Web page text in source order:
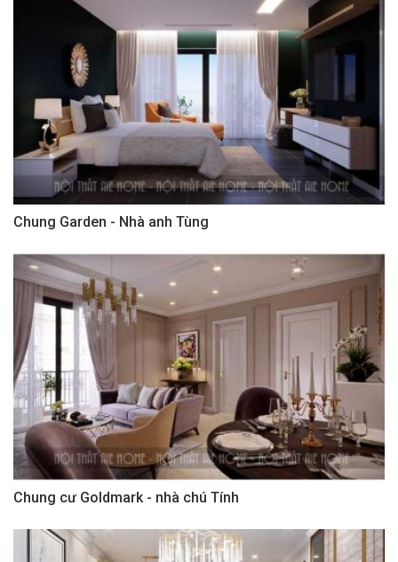
Chung Garden - Nhà anh Tùng
Chung cư Goldmark - nhà chú Tính